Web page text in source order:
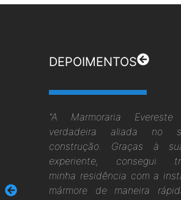
DEPOIMENTOS
"A Marmoraria
verdadeira aliada no
construção. Graças à
experiente, consegui
minha residência com a
mármore de maneira